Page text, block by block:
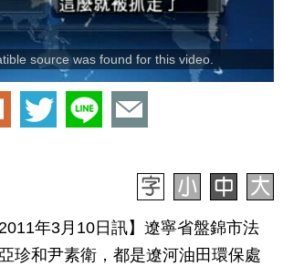
source was found for this video.
年3月10日訊】遼寧省盤錦市法
珍和尹素衛，都是遼河油田環保處